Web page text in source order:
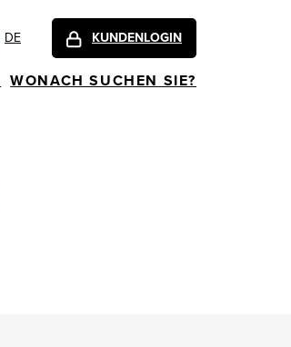
DE KUNDENLOGIN
WONACH SUCHEN SIE?